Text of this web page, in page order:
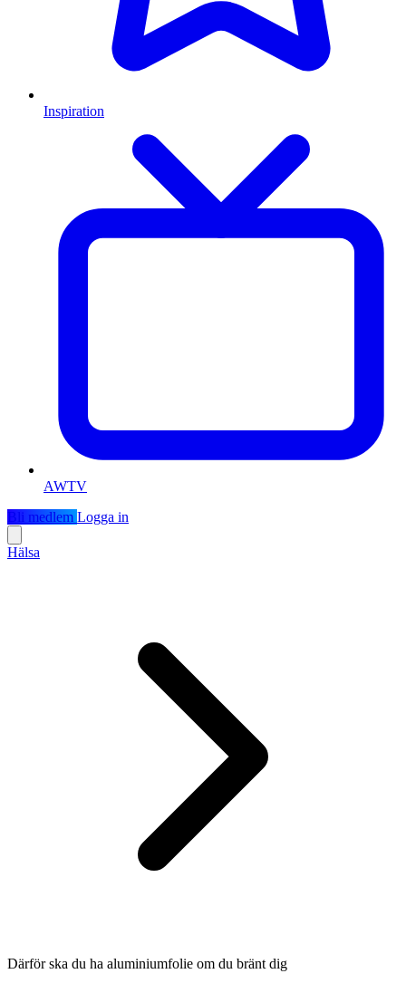
Inspiration
AWTV
Bli medlem Logga in
Hälsa
Därför ska du ha aluminiumfolie om du bränt dig